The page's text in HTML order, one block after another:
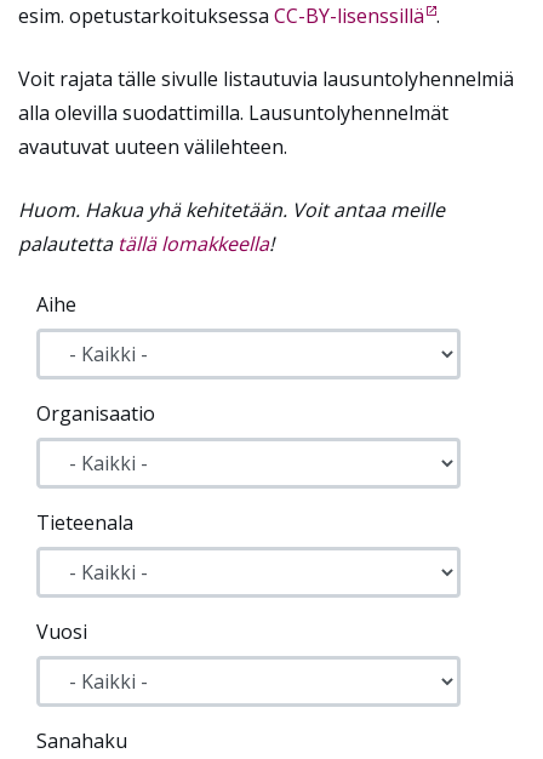
esim. opetustarkoituksessa CC-BY-lisenssillä .
Voit rajata tälle sivulle listautuvia lausuntolyhennelmiä
alla olevilla suodattimilla. Lausuntolyhennelmät
avautuvat uuteen välilehteen.
Huom. Hakua yhä kehitetään. Voit antaa meille
palautetta tällä lomakkeella!
Aihe
Organisaatio
Tieteenala
Vuosi
Sanahaku